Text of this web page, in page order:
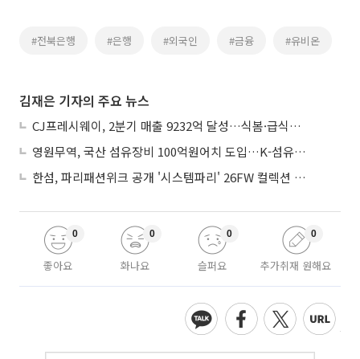
#전북은행 #은행 #외국인 #금융 #유비온
김재은 기자의 주요 뉴스
CJ프레시웨이, 2분기 매출 9232억 달성…식봄·급식사업 성장
영원무역, 국산 섬유장비 100억원어치 도입…K-섬유 상생 강화
한섬, 파리패션위크 공개 '시스템파리' 26FW 컬렉션 출시
좋아요
0
화나요
0
슬퍼요
0
추가취재 원해요
0